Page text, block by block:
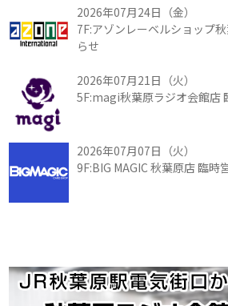
2026年07月24日（金）
7F:アゾンレーベルショップ
らせ
2026年07月21日（火）
5F:magi秋葉原ラジオ会館店
2026年07月07日（火）
9F:BIG MAGIC 秋葉原店 臨時